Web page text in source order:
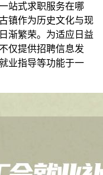
站式求职服务在哪
镇作为历史文化与现
渐繁荣。为适应日益
仅提供招聘信息发
业指导等功能于一